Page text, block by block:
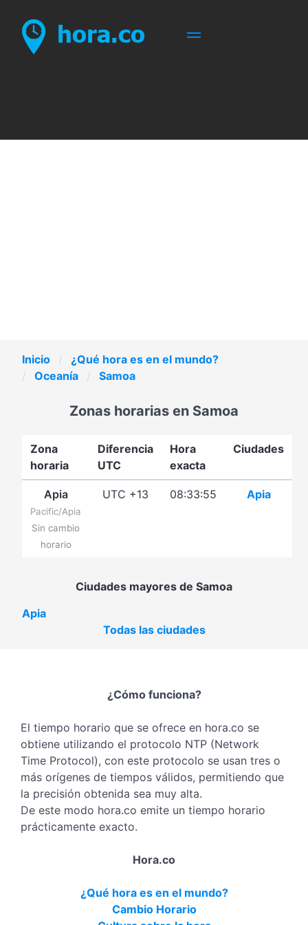
Inicio
¿Qué hora es en el mundo?
Oceanía
Samoa
Zonas horarias en Samoa
Zona
horaria
Diferencia
UTC
Hora
exacta
Ciudades
Apia
Pacific/Apia
Sin cambio
horario
UTC +13 08:33:55 Apia
Ciudades mayores de Samoa
Apia
Todas las ciudades
¿Cómo funciona?
El tiempo horario que se ofrece en hora.co se
obtiene utilizando el protocolo NTP (Network
Time Protocol), con este protocolo se usan tres o
más orígenes de tiempos válidos, permitiendo que
la precisión obtenida sea muy alta.
De este modo hora.co emite un tiempo horario
prácticamente exacto.
Hora.co
¿Qué hora es en el mundo?
Cambio Horario